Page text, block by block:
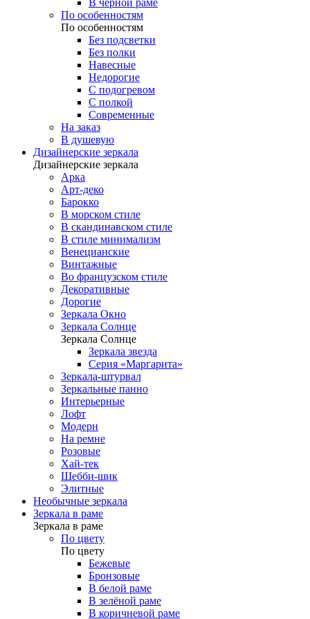
В чёрной раме
По особенностям
По особенностям
Без подсветки
Без полки
Навесные
Недорогие
С подогревом
С полкой
Современные
На заказ
В душевую
Дизайнерские зеркала
Дизайнерские зеркала
Арка
Арт-деко
Барокко
В морском стиле
В скандинавском стиле
В стиле минимализм
Венецианские
Винтажные
Во французском стиле
Декоративные
Дорогие
Зеркала Окно
Зеркала Солнце
Зеркала Солнце
Зеркала звезда
Серия «Маргарита»
Зеркала-штурвал
Зеркальные панно
Интерьерные
Лофт
Модерн
На ремне
Розовые
Хай-тек
Шебби-шик
Элитные
Необычные зеркала
Зеркала в раме
Зеркала в раме
По цвету
По цвету
Бежевые
Бронзовые
В белой раме
В зелёной раме
В коричневой раме